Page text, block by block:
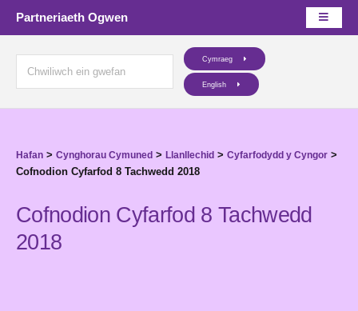
Partneriaeth Ogwen
Cymraeg
English
Hafan > Cynghorau Cymuned > Llanllechid > Cyfarfodydd y Cyngor >
Cofnodion Cyfarfod 8 Tachwedd 2018
Cofnodion Cyfarfod 8 Tachwedd
2018